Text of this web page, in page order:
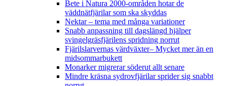
Bete i Natura 2000-områden hotar de
väddnätfjärilar som ska skyddas
Nektar – tema med många variationer
Snabb anpassning till dagslängd hjälper
svingelgräsfjärilens spridning norrut
Fjärilslarvernas värdväxter– Mycket mer än en
midsommarbukett
Monarker migrerar söderut allt senare
Mindre kräsna sydrovfjärilar sprider sig snabbt